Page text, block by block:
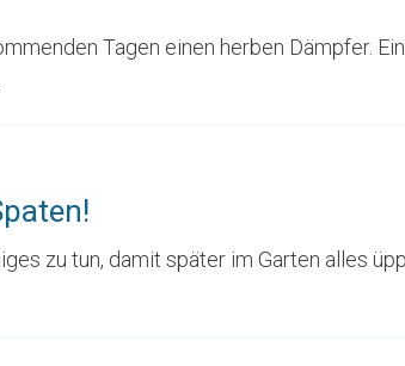
Tagen einen herben Dämpfer.
zu tun, damit später im Garten alles